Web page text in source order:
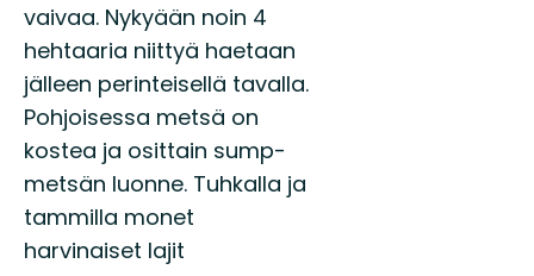
vaivaa. Nykyään noin 4
hehtaaria niittyä haetaan
jälleen perinteisellä tavalla.
Pohjoisessa metsä on
kostea ja osittain sump-
metsän luonne. Tuhkalla ja
tammilla monet
harvinaiset lajit